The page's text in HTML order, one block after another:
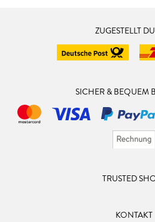
ZUGESTELLT
SICHER & BEQUEM
TRUSTED
KONTAKT